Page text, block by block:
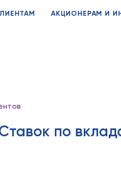
АКЦИОНЕРАМ И
по